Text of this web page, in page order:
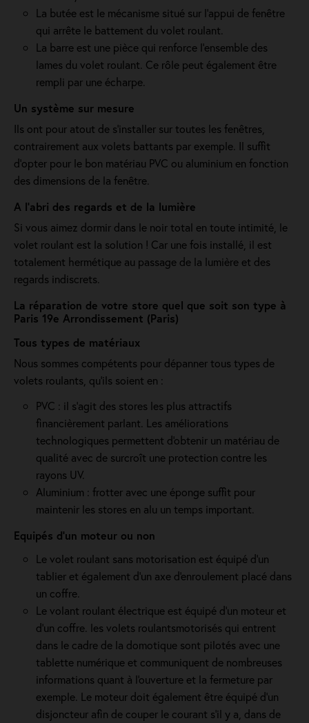
La butée est le mécanisme situé sur l’appui de fenêtre
qui arrête le battement du volet roulant.
La barre est une pièce qui renforce l’ensemble des
lames du volet roulant. Ce rôle peut également être
rempli par une écharpe.
Un système sur mesure
Ils ont pour atout de s'installer sur toutes les fenêtres,
contrairement aux volets battants par exemple. Il suffit
d’opter pour le bon matériau PVC ou aluminium en fonction
des dimensions de la fenêtre.
A l'abri des regards et de la lumière
Si vous aimez dormir dans le noir total en toute intimité, le
volet roulant est la solution ! Car une fois installé, il est
totalement hermétique au passage de la lumière et des
regards indiscrets.
La réparation de votre store quel que soit son type à
Paris 19e Arrondissement (Paris)
Tous types de matériaux
Nous sommes compétents pour dépanner tous types de
volets roulants, qu'ils soient en :
PVC : il s'agit des stores les plus attractifs
financièrement parlant. Les améliorations
technologiques permettent d'obtenir un matériau de
qualité avec de surcroît une protection contre les
rayons UV.
Aluminium : frotter avec une éponge suffit pour
maintenir les stores en alu un temps important.
Equipés d'un moteur ou non
Le volet roulant sans motorisation est équipé d'un
tablier et également d'un axe d'enroulement placé dans
un coffre.
Le volant roulant électrique est équipé d’un moteur et
d’un coffre. les volets roulantsmotorisés qui entrent
dans le cadre de la domotique sont pilotés avec une
tablette numérique et communiquent de nombreuses
informations quant à l'ouverture et la fermeture par
exemple. Le moteur doit également être équipé d'un
disjoncteur afin de couper le courant s'il y a, dans de